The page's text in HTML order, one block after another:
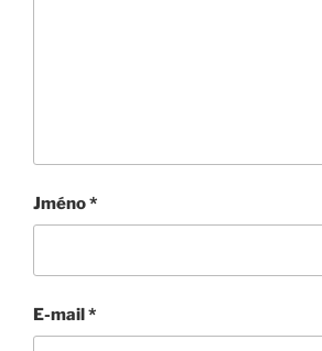
Jméno*
E-mail*